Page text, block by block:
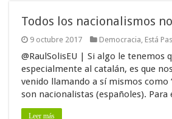
Todos los nacionalismos
9 octubre 2017 Democracia, Está
@RaulSolisEU | Si algo le tenemos
especialmente al catalán, es que
venido llamando a sí mismos como
son nacionalistas (españoles).
Leer más